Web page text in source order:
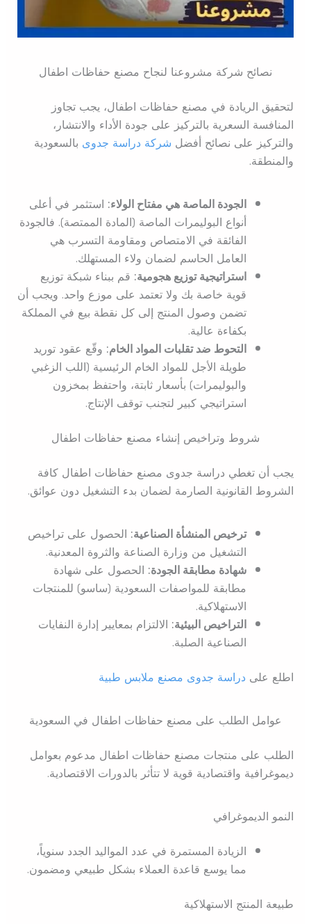
نصائح شركة مشروعنا لنجاح مصنع حفاظات اطفال
لتحقيق الريادة في مصنع حفاظات اطفال، يجب تجاوز
المنافسة السعرية بالتركيز على جودة الأداء والانتشار،
والتركيز على نصائح أفضل شركة دراسة جدوىبالسعودية
والمنطقة.
الجودة الماصة هي مفتاح الولاء:استثمر في أعلى
أنواع البوليمرات الماصة (المادة الممتصة). فالجودة
الفائقة في الامتصاص ومقاومة التسرب هي
العامل الحاسم لضمان ولاء المستهلك.
استراتيجية توزيع هجومية:قم ببناء شبكة توزيع
قوية خاصة بك ولا تعتمد على موزع واحد. ويجب أن
تضمن وصول المنتج إلى كل نقطة بيع في المملكة
بكفاءة عالية.
التحوط ضد تقلبات المواد الخام:وقّع عقود توريد
طويلة الأجل للمواد الخام الرئيسية (اللب الزغبي
والبوليمرات) بأسعار ثابتة، واحتفظ بمخزون
استراتيجي كبير لتجنب توقف الإنتاج.
شروط وتراخيص إنشاء مصنع حفاظات اطفال
يجب أن تغطي دراسة جدوى مصنع حفاظات اطفال كافة
الشروط القانونية الصارمة لضمان بدء التشغيل دون عوائق.
ترخيص المنشأة الصناعية:الحصول على تراخيص
التشغيل من وزارة الصناعة والثروة المعدنية.
شهادة مطابقة الجودة:الحصول على شهادة
مطابقة للمواصفات السعودية (ساسو) للمنتجات
الاستهلاكية.
التراخيص البيئية:الالتزام بمعايير إدارة النفايات
الصناعية الصلبة.
اطلع على دراسة جدوى مصنع ملابس طبية
عوامل الطلب على مصنع حفاظات اطفال في السعودية
الطلب على منتجات مصنع حفاظات اطفال مدعوم بعوامل
ديموغرافية واقتصادية قوية لا تتأثر بالدورات الاقتصادية.
النمو الديموغرافي
الزيادة المستمرة في عدد المواليد الجدد سنوياً،
مما يوسع قاعدة العملاء بشكل طبيعي ومضمون.
طبيعة المنتج الاستهلاكية